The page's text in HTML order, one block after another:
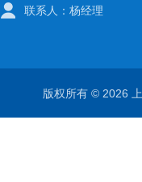
联系人：杨经理
版权所有 © 2026